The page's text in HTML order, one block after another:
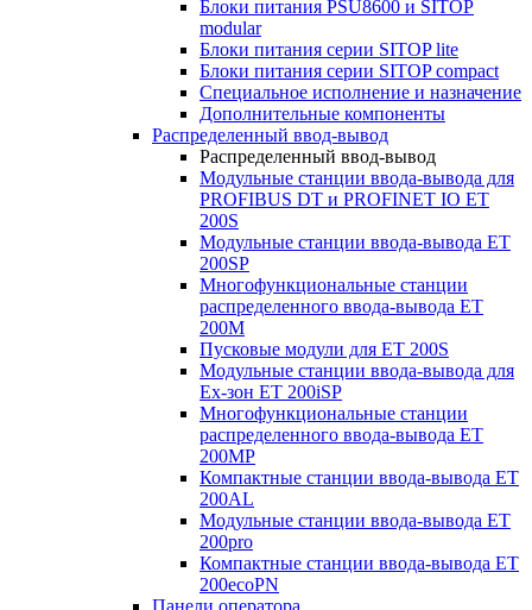
Блоки питания PSU8600 и SITOP
modular
Блоки питания серии SITOP lite
Блоки питания серии SITOP compact
Специальное исполнение и назначение
Дополнительные компоненты
Распределенный ввод-вывод
Распределенный ввод-вывод
Модульные станции ввода-вывода для
PROFIBUS DT и PROFINET IO ET
200S
Модульные станции ввода-вывода ET
200SP
Многофункциональные станции
распределенного ввода-вывода ET
200M
Пусковые модули для ET 200S
Модульные станции ввода-вывода для
Ex-зон ET 200iSP
Многофункциональные станции
распределенного ввода-вывода ET
200MP
Компактные станции ввода-вывода ET
200AL
Модульные станции ввода-вывода ET
200pro
Компактные станции ввода-вывода ET
200ecoPN
Панели оператора